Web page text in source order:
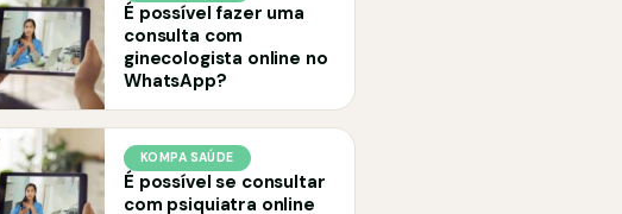
É possível fazer uma
consulta com
ginecologista online no
WhatsApp?
KOMPA SAÚDE
É possível se consultar
com psiquiatra online